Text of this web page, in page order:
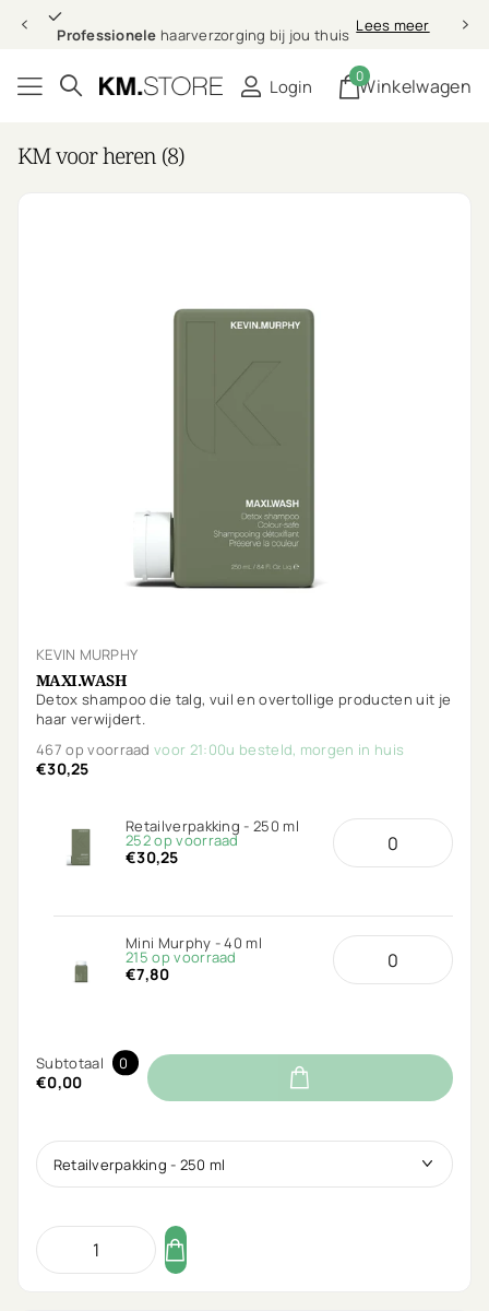
Professionele haarverzorging bij jou thuis Lees meer
Login Winkelwagen
0
KM voor heren (8)
KEVIN MURPHY
MAXI.WASH
Detox shampoo die talg, vuil en overtollige producten uit je
haar verwijdert.
467 op voorraadvoor 21:00u besteld, morgen in huis
€30,25
Retailverpakking - 250 ml
252 op voorraad
€30,25
Mini Murphy - 40 ml
215 op voorraad
€7,80
Subtotaal 0
€0,00